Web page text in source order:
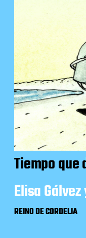
Tiempo
Elisa
REINO DE CORDELIA